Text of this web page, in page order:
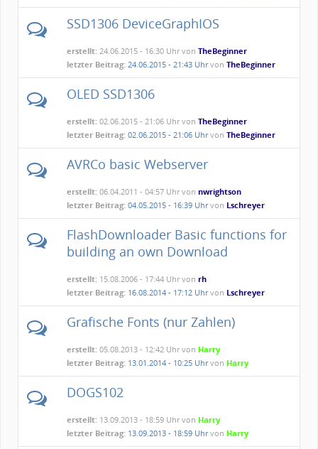
SSD1306 DeviceGraphIOS
erstellt:24.06.2015 - 16:30 Uhr von TheBeginner
letzter Beitrag: 24.06.2015 - 21:43 Uhrvon TheBeginner
OLED SSD1306
erstellt:02.06.2015 - 21:06 Uhr von TheBeginner
letzter Beitrag: 02.06.2015 - 21:06 Uhrvon TheBeginner
AVRCo basic Webserver
erstellt:06.04.2011 - 04:57 Uhr von nwrightson
letzter Beitrag: 04.05.2015 - 16:39 Uhrvon Lschreyer
FlashDownloader Basic functions for
building an own Download
erstellt:15.08.2006 - 17:44 Uhr von rh
letzter Beitrag: 16.08.2014 - 17:12 Uhrvon Lschreyer
Grafische Fonts (nur Zahlen)
erstellt:05.08.2013 - 12:42 Uhr von Harry
letzter Beitrag: 13.01.2014 - 10:25 Uhrvon Harry
DOGS102
erstellt:13.09.2013 - 18:59 Uhr von Harry
letzter Beitrag: 13.09.2013 - 18:59 Uhrvon Harry